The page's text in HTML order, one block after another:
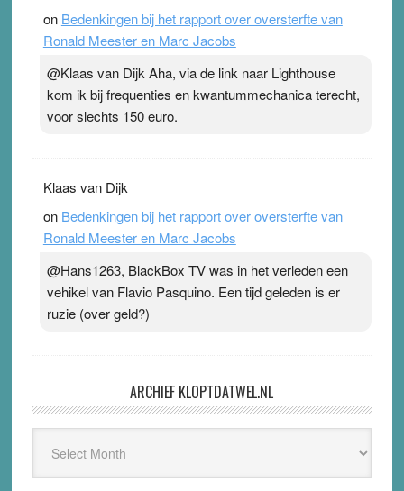
on Bedenkingen bij het rapport over oversterfte van
Ronald Meester en Marc Jacobs
@Klaas van Dijk Aha, via de link naar Lighthouse
kom ik bij frequenties en kwantummechanica terecht,
voor slechts 150 euro.
Klaas van Dijk
on Bedenkingen bij het rapport over oversterfte van
Ronald Meester en Marc Jacobs
@Hans1263, BlackBox TV was in het verleden een
vehikel van Flavio Pasquino. Een tijd geleden is er
ruzie (over geld?)
ARCHIEF KLOPTDATWEL.NL
Kloptdatwel.nl